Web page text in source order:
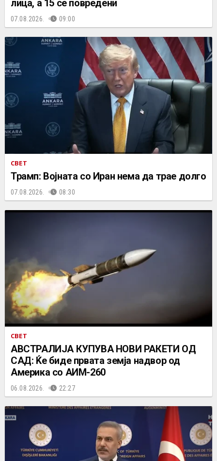
лица, а 15 се повредени
07.08.2026. 09:00
СВЕТ
Трамп: Војната со Иран нема да трае долго
07.08.2026. 08:30
СВЕТ
АВСТРАЛИЈА КУПУВА НОВИ РАКЕТИ ОД
САД: Ќе биде првата земја надвор од
Америка со АИМ-260
06.08.2026. 22:27